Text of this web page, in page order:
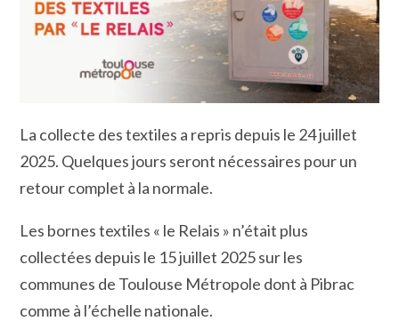
La collecte des textiles a repris depuis le 24 juillet
2025. Quelques jours seront nécessaires pour un
retour complet à la normale.
Les bornes textiles « le Relais » n’était plus
collectées depuis le 15 juillet 2025 sur les
communes de Toulouse Métropole dont à Pibrac
comme à l’échelle nationale.